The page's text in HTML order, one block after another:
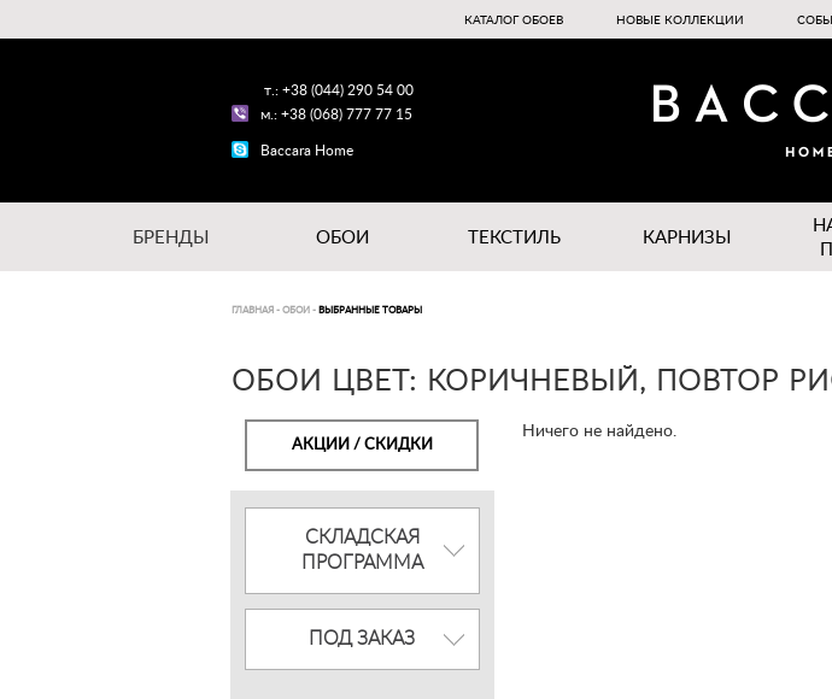
КАТАЛОГ ОБОЕВ НОВЫЕ КОЛЛЕКЦИИ
т.: +38 (044) 290 54 00
м.: +38 (068) 777 77 15
Baccara Home
БРЕНДЫ ОБОИ ТЕКСТИЛЬ КАРНИЗЫ
ГЛАВНАЯ - ОБОИ - ВЫБРАННЫЕ ТОВАРЫ
ОБОИ ЦВЕТ: КОРИЧНЕВЫЙ, ПОВТОР
АКЦИИ / СКИДКИ
СКЛАДСКАЯ
ПРОГРАММА
ПОД ЗАКАЗ
Ничего не найдено.